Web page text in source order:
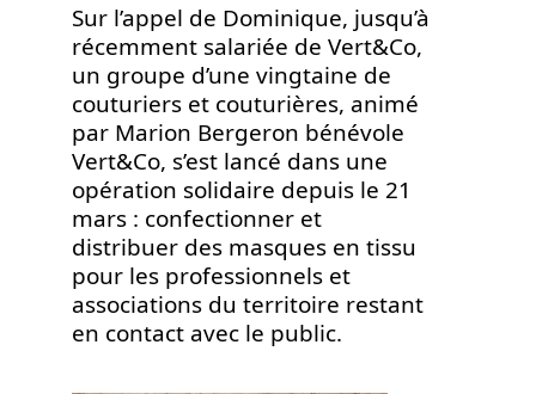
Sur l’appel de Dominique, jusqu’à
récemment salariée de Vert&Co,
un groupe d’une vingtaine de
couturiers et couturières, animé
par Marion Bergeron bénévole
Vert&Co, s’est lancé dans une
opération solidaire depuis le 21
mars : confectionner et
distribuer des masques en tissu
pour les professionnels et
associations du territoire restant
en contact avec le public.